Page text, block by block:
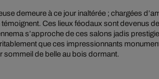
demeure à ce jour inaltérée ; chargées
Ces lieux féodaux sont devenus de
s’approche de ces salons jadis
que ces impressionnants
sommeil de belle au bois dormant.